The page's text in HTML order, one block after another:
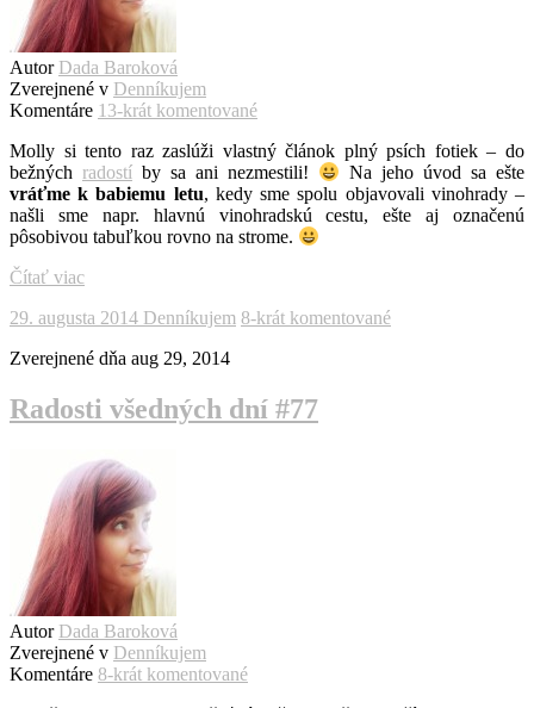
Autor Dada Baroková
Zverejnené v Denníkujem
Komentáre 13-krát komentované
Molly si tento raz zaslúži vlastný článok plný psích fotiek – do
bežných radostíby sa ani nezmestili!
Na jeho úvod sa ešte
vráťme k babiemu letu, kedy sme spolu objavovali vinohrady –
našli sme napr. hlavnú vinohradskú cestu, ešte aj označenú
pôsobivou tabuľkou rovno na strome.
Čítať viac
29. augusta 2014 Denníkujem 8-krát komentované
Zverejnené dňa aug 29, 2014
Radosti všedných dní #77
Autor Dada Baroková
Zverejnené v Denníkujem
Komentáre 8-krát komentované